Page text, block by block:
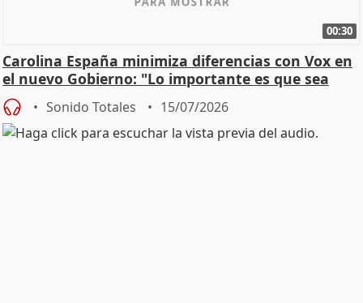
00:30
Carolina España minimiza diferencias con Vox en
el nuevo Gobierno: "Lo importante es que sea
una leg
Sonido Totales 15/07/2026